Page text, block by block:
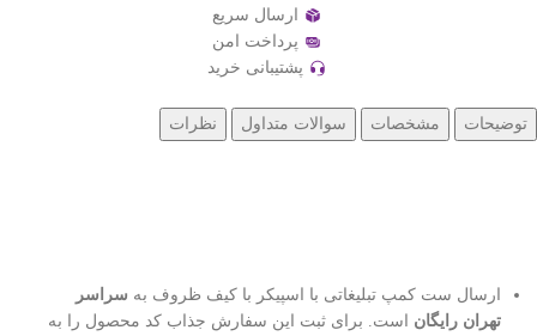
ارسال سریع
پرداخت امن
پشتیبانی خرید
توضیحات مشخصات سوالات متداول نظرات
ارسال ست کمپ تبلیغاتی با اسپیکر با کیف ظروف به سراسر
تهران رایگان است. برای ثبت این سفارش جذاب کد محصول را به